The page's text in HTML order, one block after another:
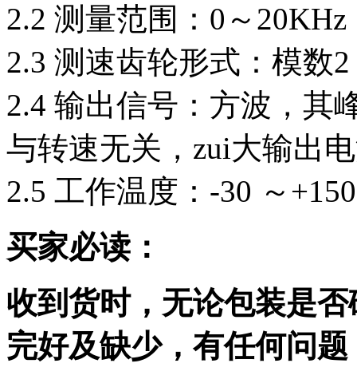
2.2 测量范围：0～20KHz
2.3 测速齿轮形式：模数
2.4 输出信号：方波，其
与转速无关，zui大输出
2.5 工作温度：-30 ～
买家必读：
收到货时，无论包装是
完好及缺少，有任何问